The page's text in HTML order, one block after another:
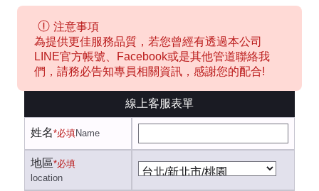
注意事項
為提供更佳服務品質，若您曾經有透過本公司
LINE官方帳號、Facebook或是其他管道聯絡我
們，請務必告知專員相關資訊，感謝您的配合!
線上客服表單
姓名*必填Name
地區*必填
location